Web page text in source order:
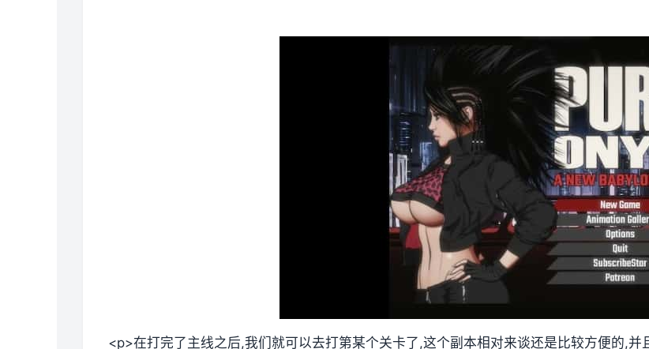
<p>在打完了主线之后,我们就可以去打第某个关卡了,这个副本相对来谈还是比较方便的,